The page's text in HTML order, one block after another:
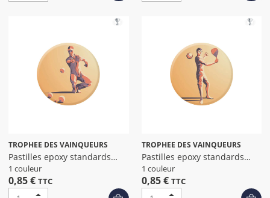
TROPHEE DES VAINQUEURS
Pastilles epoxy standards
petanque
1 couleur
0,85 € TTC
TROPHEE DES VAINQUEURS
Pastilles epoxy standards
padel dia
1 couleur
0,85 € TTC